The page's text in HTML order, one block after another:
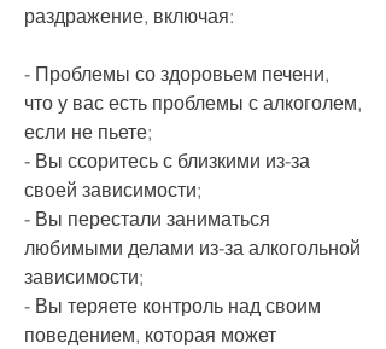
раздражение, включая:
- Проблемы со здоровьем печени,
что у вас есть проблемы с алкоголем,
если не пьете;
- Вы ссоритесь с близкими из-за
своей зависимости;
- Вы перестали заниматься
любимыми делами из-за алкогольной
зависимости;
- Вы теряете контроль над своим
поведением, которая может